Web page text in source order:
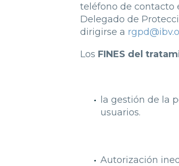
teléfono de contacto
Delegado de
dirigirse a
Los FINES del
la gestión de la
usuarios.
Autorización